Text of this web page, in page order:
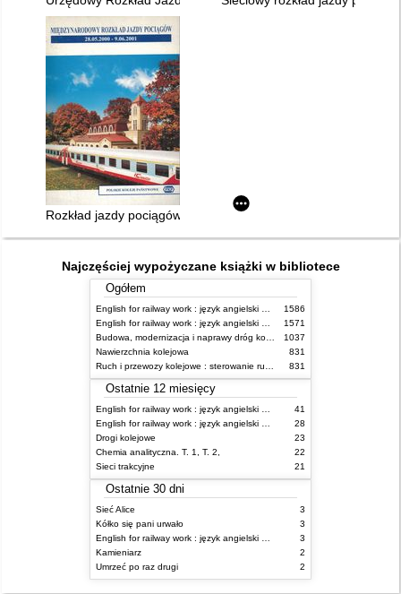
Rozkład jazdy pociągów międzynarodowych 28.05.2000 -
Najczęściej wypożyczane książki w bibliotece
Ogółem
English for railway work : język angielski dla kolejarzy - podręcznik dla początkujących
1586
English for railway work : język angielski dla kolejarzy - podręcznik dla zaawansowanych
1571
Budowa, modernizacja i naprawy dróg kolejowych
1037
Nawierzchnia kolejowa
831
Ruch i przewozy kolejowe : sterowanie ruchem
831
Ostatnie 12 miesięcy
English for railway work : język angielski dla kolejarzy - podręcznik dla zaawansowanych
41
English for railway work : język angielski dla kolejarzy - podręcznik dla początkujących
28
Drogi kolejowe
23
Chemia analityczna. T. 1, T. 2,
22
Sieci trakcyjne
21
Ostatnie 30 dni
Sieć Alice
3
Kółko się pani urwało
3
English for railway work : język angielski dla kolejarzy - podręcznik dla zaawansowanych
3
Kamieniarz
2
Umrzeć po raz drugi
2